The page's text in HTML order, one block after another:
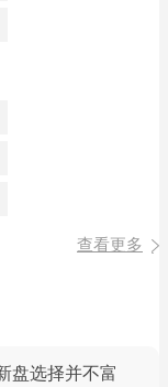
查看更多
盘选择并不富